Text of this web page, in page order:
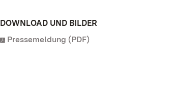
DOWNLOAD UND BILDER
Pressemeldung (PDF)